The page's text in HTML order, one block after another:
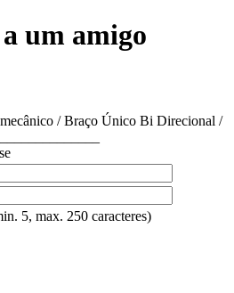
um amigo
/ Braço Único Bi Direcional /
5, max. 250 caracteres)